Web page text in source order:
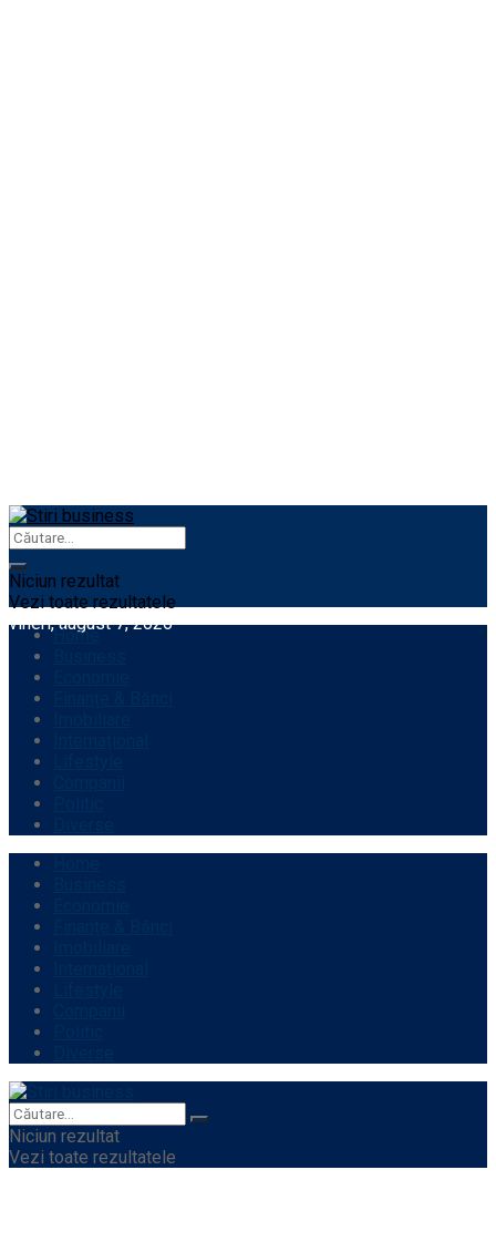
Niciun rezultat
Vezi toate rezultatele
vineri, august 7, 2026
Home
Niciun rezultat
Vezi toate rezultatele